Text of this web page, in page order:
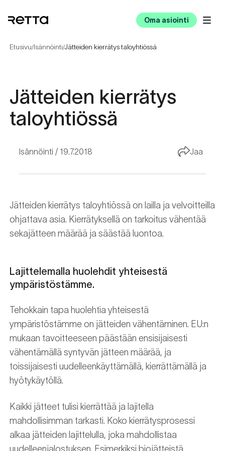
Oma asiointi
Etusivu/Isännöinti/Jätteiden kierrätys taloyhtiössä
Jätteiden kierrätys
taloyhtiössä
Isännöinti 19.7.2018 Jaa
Jätteiden kierrätys taloyhtiössä on lailla ja velvoitteilla
ohjattava asia. Kierrätyksellä on tarkoitus vähentää
sekajätteen määrää ja säästää luontoa.
Lajittelemalla huolehdit yhteisestä
ympäristöstämme.
Tehokkain tapa huolehtia yhteisestä
ympäristöstämme on jätteiden vähentäminen. EU:n
mukaan tavoitteeseen päästään ensisijaisesti
vähentämällä syntyvän jätteen määrää, ja
toissijaisesti uudelleenkäyttämällä, kierrättämällä ja
hyötykäytöllä.
Kaikki jätteet tulisi kierrättää ja lajitella
mahdollisimman tarkasti. Koko kierrätysprosessi
alkaa jätteiden lajittelulla, joka mahdollistaa
uudelleenjalostuksen. Esimerkiksi biojätteistä